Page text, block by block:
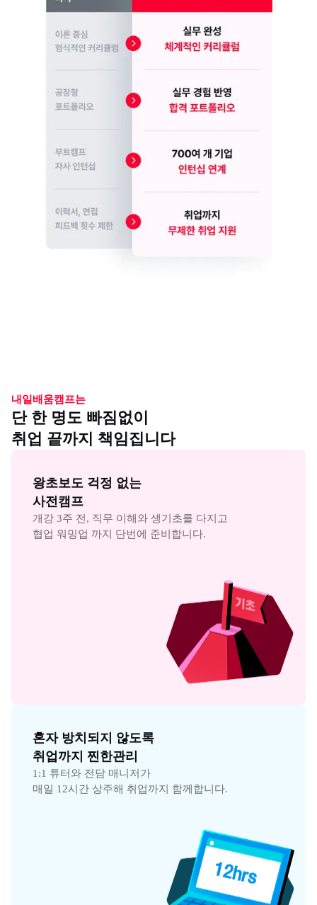
내일배움캠프는
단 한 명도 빠짐없이
취업 끝까지 책임집니다
왕초보도 걱정 없는
사전캠프
개강 3주 전, 직무 이해와 생기초를 다지고
협업 워밍업 까지 단번에 준비합니다.
혼자 방치되지 않도록
취업까지 찐한관리
1:1 튜터와 전담 매니저가
매일 12시간 상주해 취업까지 함께합니다.